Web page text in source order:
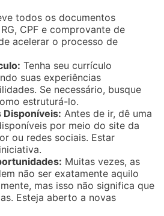
todos os documentos
CPF e comprovante de
acelerar o processo de
Tenha seu currículo
suas experiências
Se necessário, busque
estruturá-lo.
Disponíveis: Antes de ir, dê uma
por meio do site da
ou redes sociais. Estar
Muitas vezes, as
não ser exatamente aquilo
mas isso não significa que
Esteja aberto a novas